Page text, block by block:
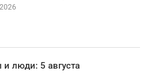
и люди: 5 августа